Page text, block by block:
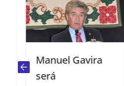
Manuel Gavira
será